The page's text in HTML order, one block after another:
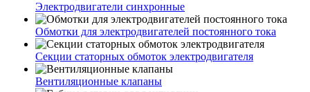
Электродвигатели синхронные
Обмотки для электродвигателей постоянного тока
Секции статорных обмоток электродвигателя
Вентиляционные клапаны